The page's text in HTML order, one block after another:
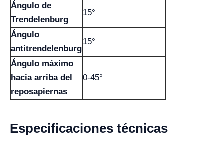
Ángulo de
Trendelenburg
15°
Ángulo
antitrendelenburg
15°
Ángulo máximo
hacia arriba del
reposapiernas
0-45°
Especificaciones técnicas